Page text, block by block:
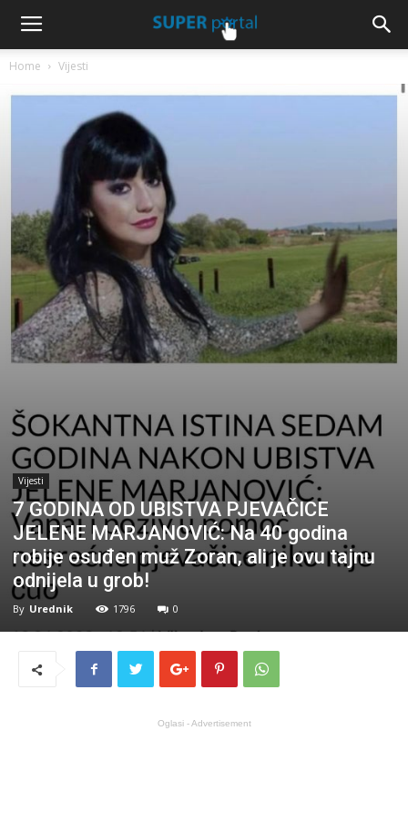
Home Vijesti
Vijesti
7 GODINA OD UBISTVA PJEVAČICE
JELENE MARJANOVIĆ: Na 40 godina
robije osuđen muž Zoran, ali je ovu tajnu
odnijela u grob!
By Urednik 1796 0
Oglasi - Advertisement